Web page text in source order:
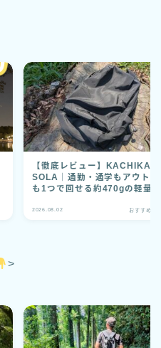
【徹底レビュー】KACHIKA
SOLA｜通勤・通学もアウトド
も1つで回せる約470gの軽量
2026.08.02 おすすめグ
>